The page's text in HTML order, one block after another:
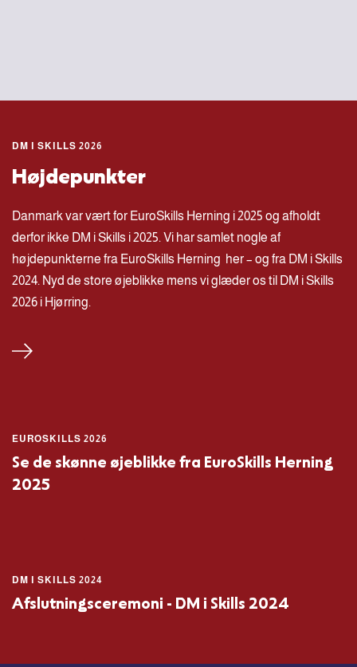
DM I SKILLS 2026
Højdepunkter
Danmark var vært for EuroSkills Herning i 2025 og afholdt
derfor ikke DM i Skills i 2025. Vi har samlet nogle af
højdepunkterne fra EuroSkills Herning her – og fra DM i Skills
2024. Nyd de store øjeblikke mens vi glæder os til DM i Skills
2026 i Hjørring.
EUROSKILLS 2026
Se de skønne øjeblikke fra EuroSkills Herning
2025
DM I SKILLS 2024
Afslutningsceremoni - DM i Skills 2024